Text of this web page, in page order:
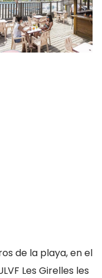
de la playa, en el
Les Girelles les